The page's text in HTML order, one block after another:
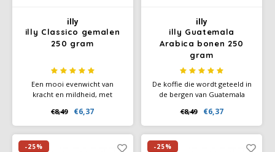
illy
illy Classico gemalen
250 gram
Een mooi evenwicht van
kracht en mildheid, met
chocolade, toast, karamel en
ietwat bloemachtige aroma’s.
De kracht van subtiliteit. 100%
€8,49 €6,37
illy
illy Guatemala
Arabica bonen 250
gram
De koffie die wordt geteeld in
de bergen van Guatemala
met opvallende tonen van
karamel chocolade, en
honing. Al deze tonen worden
versterkt door het speciale
€8,49 €6,37
-25% -25%